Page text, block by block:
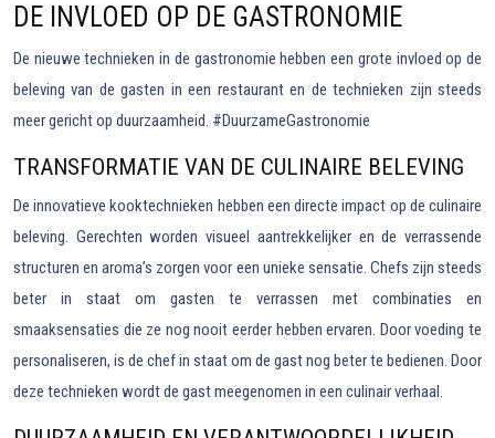
DE INVLOED OP DE GASTRONOMIE
De nieuwe technieken in de gastronomie hebben een grote invloed op de
beleving van de gasten in een restaurant en de technieken zijn steeds
meer gericht op duurzaamheid. #DuurzameGastronomie
TRANSFORMATIE VAN DE CULINAIRE BELEVING
De innovatieve kooktechnieken hebben een directe impact op de culinaire
beleving. Gerechten worden visueel aantrekkelijker en de verrassende
structuren en aroma’s zorgen voor een unieke sensatie. Chefs zijn steeds
beter in staat om gasten te verrassen met combinaties en
smaaksensaties die ze nog nooit eerder hebben ervaren. Door voeding te
personaliseren, is de chef in staat om de gast nog beter te bedienen. Door
deze technieken wordt de gast meegenomen in een culinair verhaal.